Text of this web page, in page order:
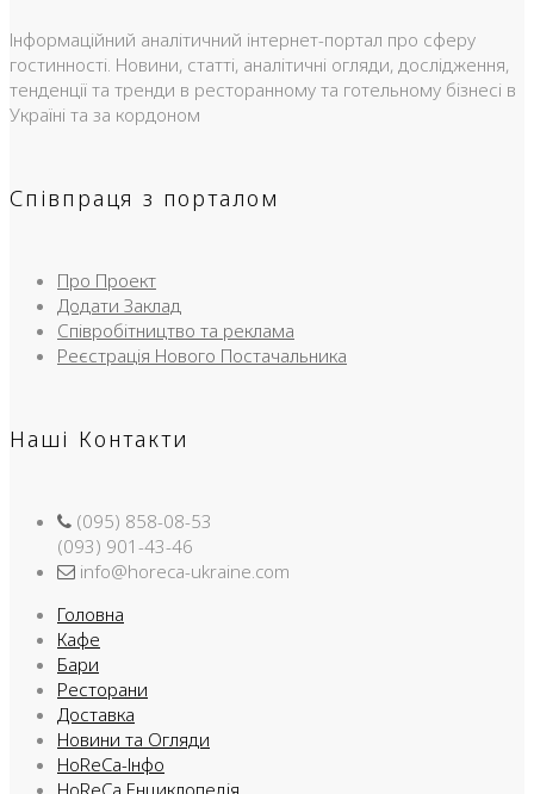
Інформаційний аналітичний інтернет-портал про сферу
гостинності. Новини, статті, аналітичні огляди, дослідження,
тенденції та тренди в ресторанному та готельному бізнесі в
Україні та за кордоном
Співпраця з порталом
Про Проект
Додати Заклад
Співробітництво та реклама
Реєстрація Нового Постачальника
Наші Контакти
(095) 858-08-53
(093) 901-43-46
info@horeca-ukraine.com
Головна
Кафе
Бари
Ресторани
Доставка
Новини та Огляди
HoReCa-Інфо
HoReCa Енциклопедія